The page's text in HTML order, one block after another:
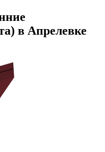
в Апрелевке